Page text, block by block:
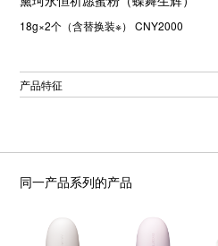
18g×2个（含替换装※） CNY2000
产品特征
同一产品系列的产品